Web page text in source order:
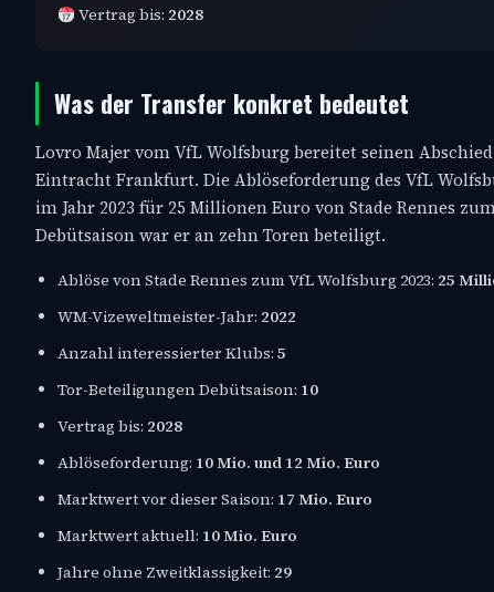
Vertrag bis: 2028
Was der Transfer konkret bedeutet
Lovro Majer vom VfL Wolfsburg bereitet seinen
Eintracht Frankfurt. Die Ablöseforderung des VfL
im Jahr 2023 für 25 Millionen Euro von Stade Rennes
Debütsaison war er an zehn Toren beteiligt.
Ablöse von Stade Rennes zum VfL Wolfsburg 2023: 25
WM-Vizeweltmeister-Jahr: 2022
Anzahl interessierter Klubs: 5
Tor-Beteiligungen Debütsaison: 10
Vertrag bis: 2028
Ablöseforderung: 10 Mio. und 12 Mio. Euro
Marktwert vor dieser Saison: 17 Mio. Euro
Marktwert aktuell: 10 Mio. Euro
Jahre ohne Zweitklassigkeit: 29